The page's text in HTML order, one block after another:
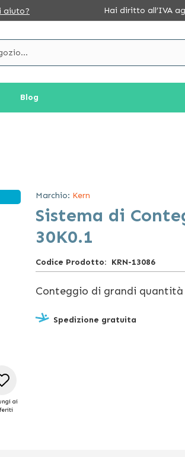
aiuto? Hai diritto all’IVA
Blog
ai
Marchio: Kern
Sistema di
30K0.1
Codice Prodotto KRN-13086
Conteggio di grandi
Spedizione gratuita